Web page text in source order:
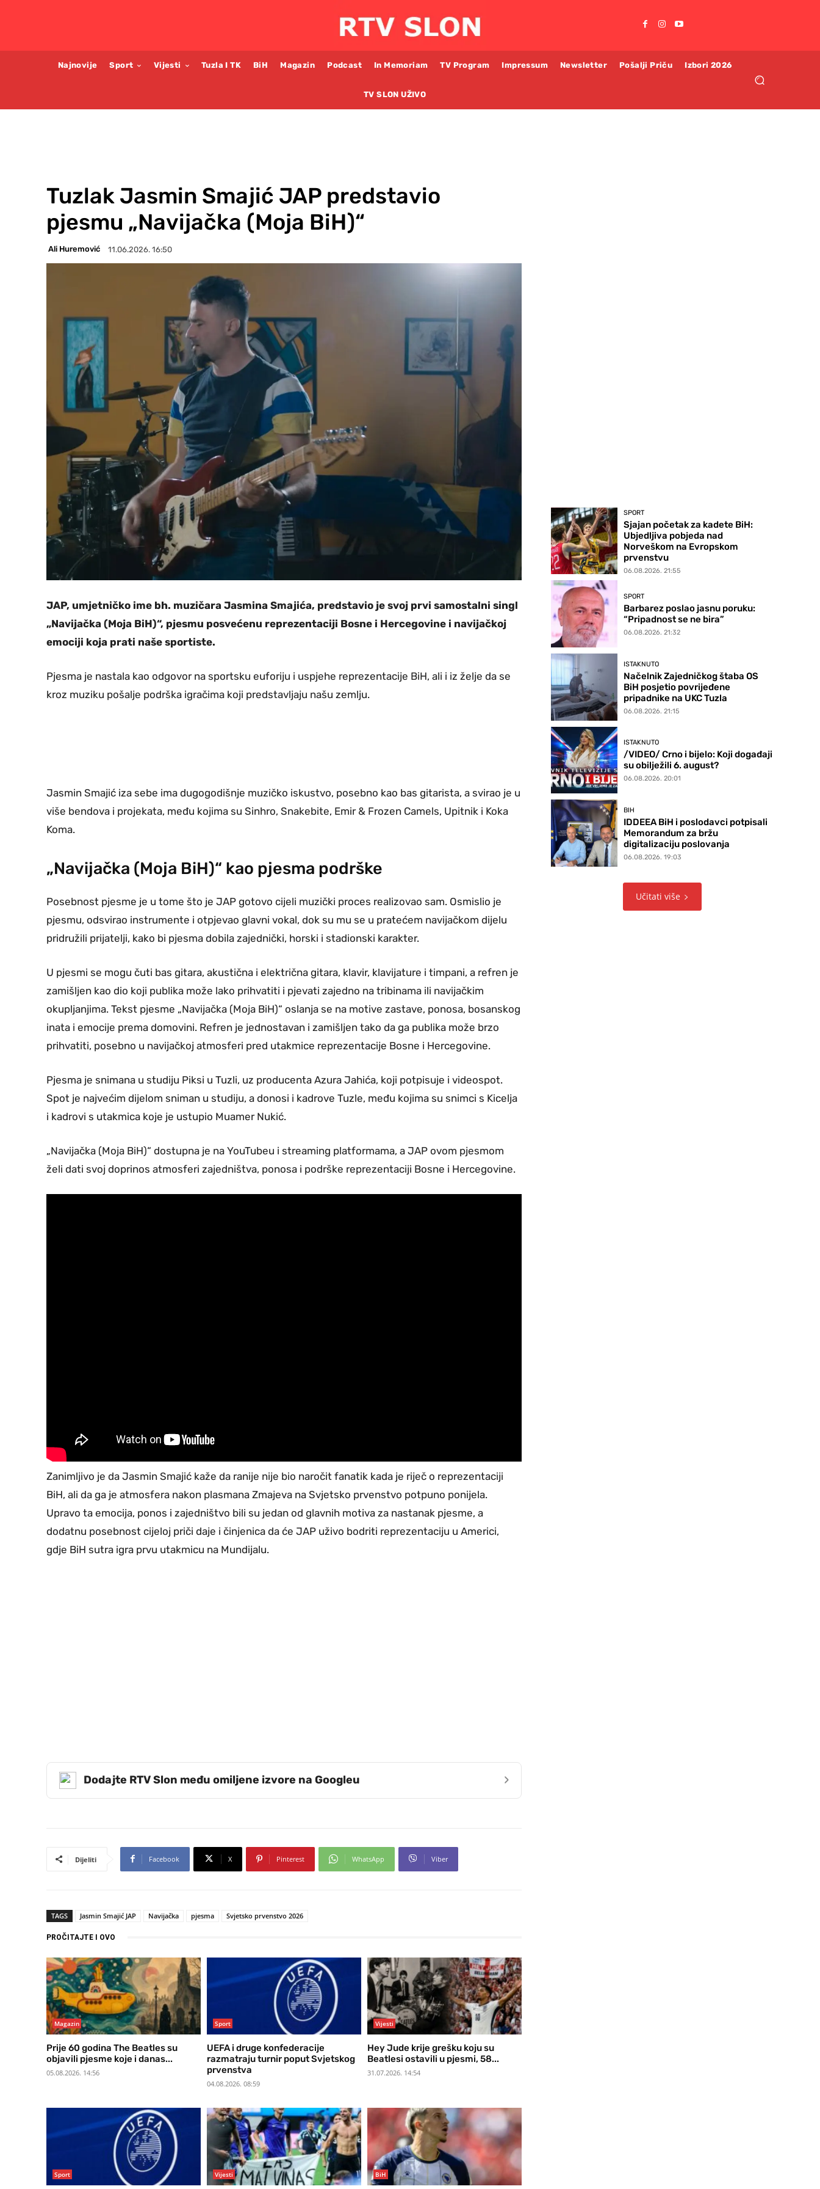
Najnovije Sport Vijesti Tuzla I TK BiH Magazin Podcast In Memoriam TV Program Impressum Newsletter Pošalji Priču Izbori 2026
TV SLON UŽIVO
Tuzlak Jasmin Smajić JAP predstavio
pjesmu „Navijačka (Moja BiH)“
Ali Huremović 11.06.2026. 16:50
JAP, umjetničko ime bh. muzičara Jasmina Smajića, predstavio je svoj prvi samostalni singl
„Navijačka (Moja BiH)“, pjesmu posvećenu reprezentaciji Bosne i Hercegovine i navijačkoj
emociji koja prati naše sportiste.
Pjesma je nastala kao odgovor na sportsku euforiju i uspjehe reprezentacije BiH, ali i iz želje da se
kroz muziku pošalje podrška igračima koji predstavljaju našu zemlju.
Jasmin Smajić iza sebe ima dugogodišnje muzičko iskustvo, posebno kao bas gitarista, a svirao je u
više bendova i projekata, među kojima su Sinhro, Snakebite, Emir & Frozen Camels, Upitnik i Koka
Koma.
„Navijačka (Moja BiH)“ kao pjesma podrške
Posebnost pjesme je u tome što je JAP gotovo cijeli muzički proces realizovao sam. Osmislio je
pjesmu, odsvirao instrumente i otpjevao glavni vokal, dok su mu se u pratećem navijačkom dijelu
pridružili prijatelji, kako bi pjesma dobila zajednički, horski i stadionski karakter.
U pjesmi se mogu čuti bas gitara, akustična i električna gitara, klavir, klavijature i timpani, a refren je
zamišljen kao dio koji publika može lako prihvatiti i pjevati zajedno na tribinama ili navijačkim
okupljanjima. Tekst pjesme „Navijačka (Moja BiH)“ oslanja se na motive zastave, ponosa, bosanskog
inata i emocije prema domovini. Refren je jednostavan i zamišljen tako da ga publika može brzo
prihvatiti, posebno u navijačkoj atmosferi pred utakmice reprezentacije Bosne i Hercegovine.
Pjesma je snimana u studiju Piksi u Tuzli, uz producenta Azura Jahića, koji potpisuje i videospot.
Spot je najvećim dijelom sniman u studiju, a donosi i kadrove Tuzle, među kojima su snimci s Kicelja
i kadrovi s utakmica koje je ustupio Muamer Nukić.
„Navijačka (Moja BiH)“ dostupna je na YouTubeu i streaming platformama, a JAP ovom pjesmom
želi dati svoj doprinos atmosferi zajedništva, ponosa i podrške reprezentaciji Bosne i Hercegovine.
Zanimljivo je da Jasmin Smajić kaže da ranije nije bio naročit fanatik kada je riječ o reprezentaciji
BiH, ali da ga je atmosfera nakon plasmana Zmajeva na Svjetsko prvenstvo potpuno ponijela.
Upravo ta emocija, ponos i zajedništvo bili su jedan od glavnih motiva za nastanak pjesme, a
dodatnu posebnost cijeloj priči daje i činjenica da će JAP uživo bodriti reprezentaciju u Americi,
gdje BiH sutra igra prvu utakmicu na Mundijalu.
Dodajte RTV Slon među omiljene izvore na Googleu ›
Dijeliti Facebook X Pinterest WhatsApp Viber
TAGS Jasmin Smajić JAP Navijačka pjesma Svjetsko prvenstvo 2026
PROČITAJTE I OVO
Magazin
Prije 60 godina The Beatles su
objavili pjesme koje i danas...
05.08.2026. 14:56
Sport
UEFA i druge konfederacije
razmatraju turnir poput Svjetskog
prvenstva
04.08.2026. 08:59
Vijesti
Hey Jude krije grešku koju su
Beatlesi ostavili u pjesmi, 58...
31.07.2026. 14:54
Sport Vijesti BiH
SPORT
Sjajan početak za kadete BiH:
Ubjedljiva pobjeda nad
Norveškom na Evropskom
prvenstvu
06.08.2026. 21:55
SPORT
Barbarez poslao jasnu poruku:
“Pripadnost se ne bira”
06.08.2026. 21:32
ISTAKNUTO
Načelnik Zajedničkog štaba OS
BiH posjetio povrijeđene
pripadnike na UKC Tuzla
06.08.2026. 21:15
ISTAKNUTO
/VIDEO/ Crno i bijelo: Koji događaji
su obilježili 6. august?
06.08.2026. 20:01
BIH
IDDEEA BiH i poslodavci potpisali
Memorandum za bržu
digitalizaciju poslovanja
06.08.2026. 19:03
Učitati više